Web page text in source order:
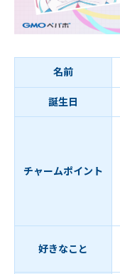
名前
誕生日
チャームポイント
好きなこと